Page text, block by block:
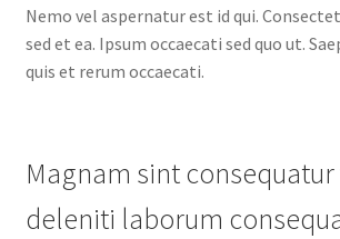
Nemo vel aspernatur est id qui.
sed et ea. Ipsum occaecati sed quo ut.
quis et rerum occaecati.
Magnam sint
deleniti laborum